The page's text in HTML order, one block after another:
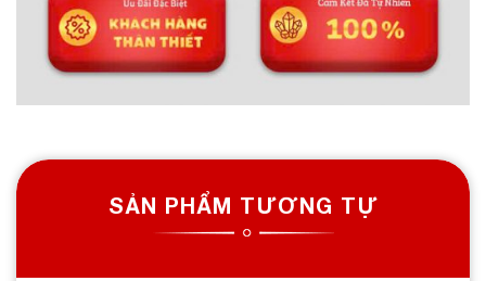
Trọn bộ sản phẩm bao gồm: tác phẩm + 01 đế gỗ +
dầu dưỡng đá + thiệp tặng quà + giấy kiểm định chất
lượng đá
ĐÁ PHONG THỦY AN PHÁT – LỰA CHỌN SỐ 1 VỀ ĐÁ
PHONG THỦY
SẢN PHẨM TƯƠNG TỰ